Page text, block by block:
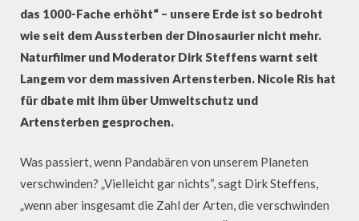
das 1000-Fache erhöht“ – unsere Erde ist so bedroht
wie seit dem Aussterben der Dinosaurier nicht mehr.
Naturfilmer und Moderator Dirk Steffens warnt seit
Langem vor dem massiven Artensterben. Nicole Ris hat
für dbate mit ihm über Umweltschutz und
Artensterben gesprochen.
Was passiert, wenn Pandabären von unserem Planeten
verschwinden? „Vielleicht gar nichts“, sagt Dirk Steffens,
„wenn aber insgesamt die Zahl der Arten, die verschwinden